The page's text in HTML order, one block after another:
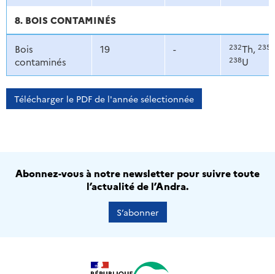
8. BOIS CONTAMINÉS
Bois
contaminés
19 - 232Th, 235
238U
Télécharger le PDF de l'année sélectionnée
Abonnez-vous à notre newsletter pour suivre toute
l’actualité de l’Andra.
S’abonner